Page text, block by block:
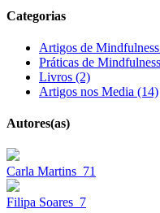
Categorias
Artigos de
Práticas de
Livros (2)
Artigos nos Media (14)
Autores(as)
Carla Martins 71
Filipa Soares 7